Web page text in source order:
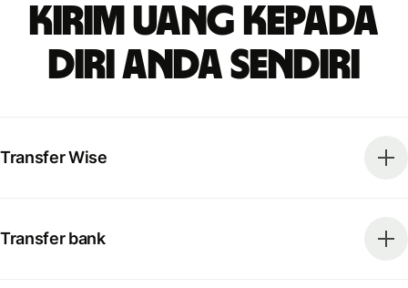
Kirim uang kepada
diri Anda sendiri
Transfer Wise
Transfer bank